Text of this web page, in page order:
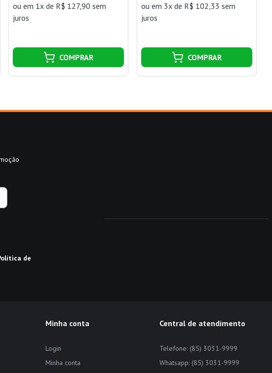
ouem 1x de R$ 127,90 sem
juros
COMPRAR
ou em 3x de R$ 102,33 sem
juros
COMPRAR
de
Minha conta
Login
Minha conta
Central de atendimento
Telefone: (85) 3031-9999
Whatsapp: (85) 3031-9999